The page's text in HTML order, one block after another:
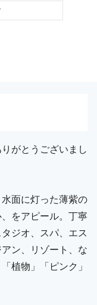
がとうございまし
面に灯った薄紫の
をアピール。丁寧
ジオ、スパ、エス
ン、リゾート、な
植物」「ピンク」